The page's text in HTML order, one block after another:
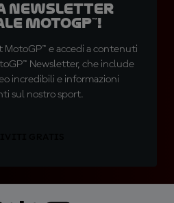
newsletter
MotoGP™!
MotoGP™ e accedi a contenuti
Newsletter, che include
incredibili e informazioni
sul nostro sport.